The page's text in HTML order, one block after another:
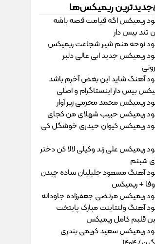
جدیدترین ریمیکس‌ها
ریمیکس اگه قیامت قصه باشه
تند بیس دار
نوحه منم شیر شجاعت ریمیکس
ریمیکس جدید ابی عالی دلبر
آهنگ شاید این بغض آخرم باشد
بیس دار اینستاگرام و اصلی
ریمیکس محمد محرمی زیر آوار
ریمیکس حبیب شهلای من کجای
ریمیکس کیوان حیدری خوشگل کی
ریمیکس علی زند وکیلی لالا کن دختر
شبنم
آهنگ مسعود جلیلیان ساده چیدن
+ ریمیکس
ریمیکس مرتضی جعفرزاده جاودانه
آهنگ ولنتاینت مبارک پایتخت
قلبم کامل ریمیکس
ریمیکس سعید کریمی بندری